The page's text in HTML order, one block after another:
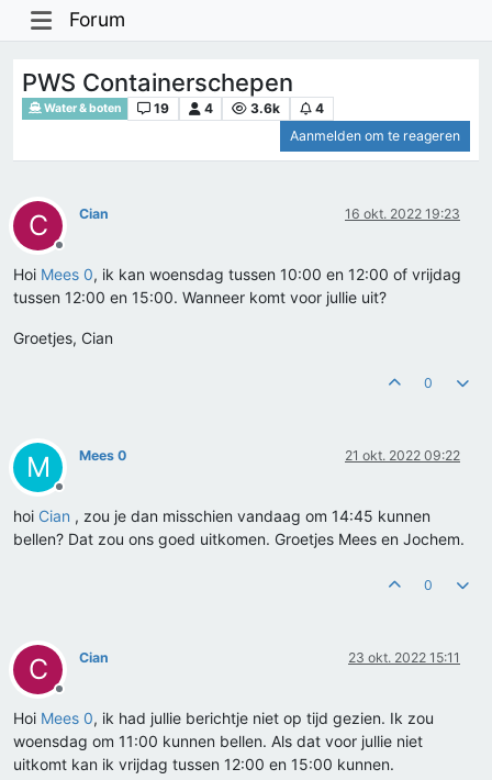
Forum
PWS Containerschepen
Water & boten 19 4 3.6k
4
Aanmelden om te reageren
C
Offline
Cian 16 okt. 2022 19:23
Hoi Mees 0, ik kan woensdag tussen 10:00 en 12:00 of vrijdag
tussen 12:00 en 15:00. Wanneer komt voor jullie uit?
Groetjes, Cian
0
M
Offline
Mees 0 21 okt. 2022 09:22
hoi Cian , zou je dan misschien vandaag om 14:45 kunnen
bellen? Dat zou ons goed uitkomen. Groetjes Mees en Jochem.
0
C
Offline
Cian 23 okt. 2022 15:11
Hoi Mees 0, ik had jullie berichtje niet op tijd gezien. Ik zou
woensdag om 11:00 kunnen bellen. Als dat voor jullie niet
uitkomt kan ik vrijdag tussen 12:00 en 15:00 kunnen.